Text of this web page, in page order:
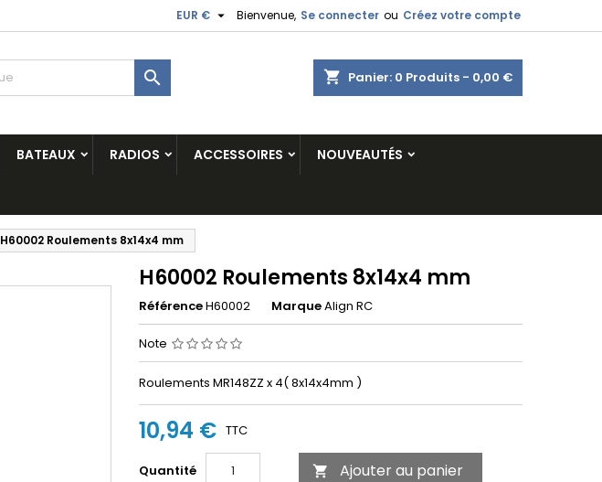
Bienvenue, Se connecter ou Créez votre compte
EUR € 
shopping_cart Panier: 0 Produits - 0,00 €

BATEAUX RADIOS ACCESSOIRES NOUVEAUTÉS
H60002 Roulements 8x14x4 mm
H60002 Roulements 8x14x4 mm
RéférenceH60002 MarqueAlign RC
Note
Roulements MR148ZZ x 4( 8x14x4mm )
10,94 € TTC
Quantité  Ajouter au panier